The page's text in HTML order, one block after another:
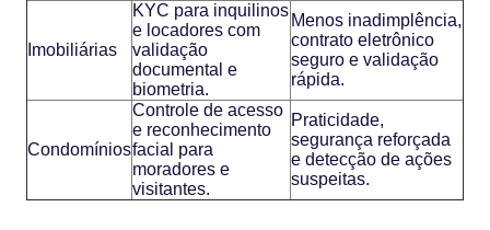
Imobiliárias
KYC para inquilinos
e locadores com
validação
documental e
biometria.
Menos inadimplência,
contrato eletrônico
seguro e validação
rápida.
Condomínios
Controle de acesso
e reconhecimento
facial para
moradores e
visitantes.
Praticidade,
segurança reforçada
e detecção de ações
suspeitas.